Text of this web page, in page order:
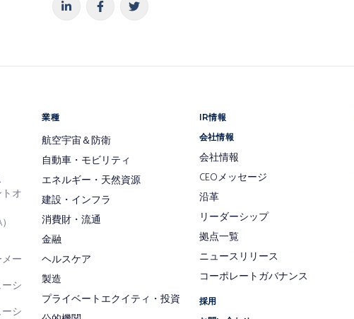
オ
ー
シ
シ
業種
航空宇宙＆防衛
自動車・モビリティ
エネルギー・天然資源
建設・インフラ
消費財・流通
金融
ヘルスケア
製造
プライベートエクイティ・投資
IR情報
会社情報
会社情報
CEOメッセージ
沿革
リーダーシップ
拠点一覧
ニュースリリース
コーポレートガバナンス
採用